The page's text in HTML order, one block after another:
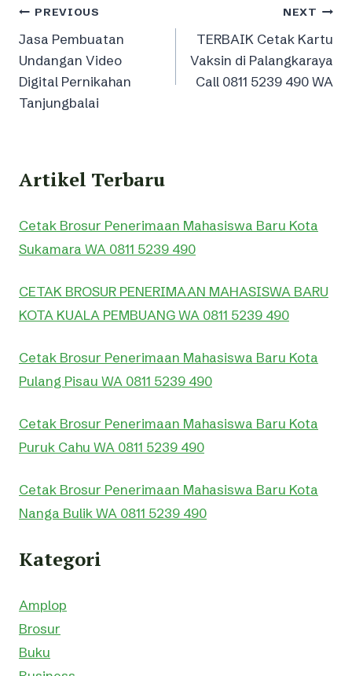
Post
navigation
PREVIOUS
Jasa Pembuatan
Undangan Video
Digital Pernikahan
Tanjungbalai
NEXT
TERBAIK Cetak Kartu
Vaksin di Palangkaraya
Call 0811 5239 490 WA
Artikel Terbaru
Cetak Brosur Penerimaan Mahasiswa Baru Kota
Sukamara WA 0811 5239 490
CETAK BROSUR PENERIMAAN MAHASISWA BARU
KOTA KUALA PEMBUANG WA 0811 5239 490
Cetak Brosur Penerimaan Mahasiswa Baru Kota
Pulang Pisau WA 0811 5239 490
Cetak Brosur Penerimaan Mahasiswa Baru Kota
Puruk Cahu WA 0811 5239 490
Cetak Brosur Penerimaan Mahasiswa Baru Kota
Nanga Bulik WA 0811 5239 490
Kategori
Amplop
Brosur
Buku